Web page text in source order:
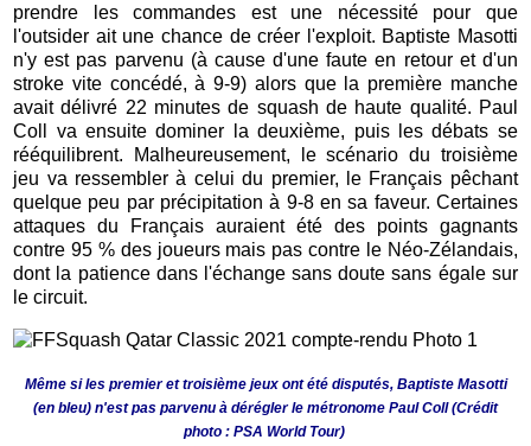
prendre les commandes est une nécessité pour que
l'outsider ait une chance de créer l'exploit. Baptiste Masotti
n'y est pas parvenu (à cause d'une faute en retour et d'un
stroke vite concédé, à 9-9) alors que la première manche
avait délivré 22 minutes de squash de haute qualité. Paul
Coll va ensuite dominer la deuxième, puis les débats se
rééquilibrent. Malheureusement, le scénario du troisième
jeu va ressembler à celui du premier, le Français pêchant
quelque peu par précipitation à 9-8 en sa faveur. Certaines
attaques du Français auraient été des points gagnants
contre 95 % des joueurs mais pas contre le Néo-Zélandais,
dont la patience dans l'échange sans doute sans égale sur
le circuit.
Même si les premier et troisième jeux ont été disputés, Baptiste Masotti
(en bleu) n'est pas parvenu à dérégler le métronome Paul Coll (Crédit
photo : PSA World Tour)